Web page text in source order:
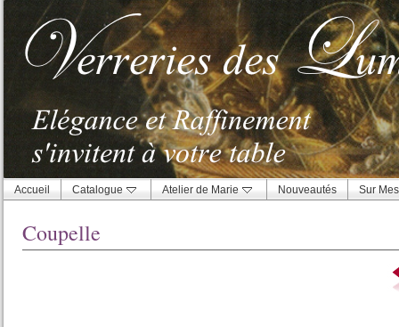
Accueil Catalogue Atelier de Marie Nouveautés Sur
Coupelle